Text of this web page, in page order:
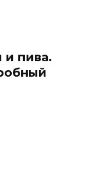
пива.